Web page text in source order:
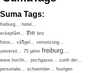
Suma Tags:
freiburg... hotel...
eckepfã¤t... the bnz
fotos... vã¶gel... versetzung...
universit... 75 jahre freiburg...
www.hochh... pochgasse... zunft der...
personalw... schoember... feurigen